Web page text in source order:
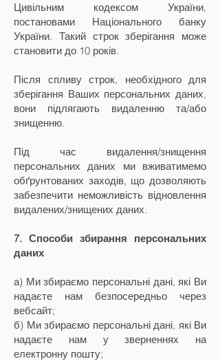
Цивільним кодексом України,
постановами Національного банку
України. Такий строк зберігання може
становити до 10 років.
Після спливу строк, необхідного для
зберігання Ваших персональних даних,
вони підлягають видаленню та/або
знищенню.
Під час видалення/знищення
персональних даних ми вживатимемо
обґрунтованих заходів, що дозволяють
забезпечити неможливість відновлення
видалених/знищених даних.
7. Способи збирання персональних
даних
а) Ми збираємо персональні дані, які Ви
надаєте нам безпосередньо через
вебсайт;
б) Ми збираємо персональні дані, які Ви
надаєте нам у зверненнях на
електронну пошту;